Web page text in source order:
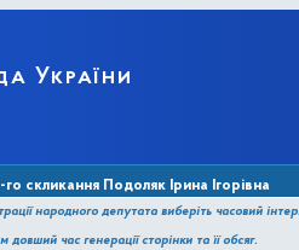
України
скликання Подоляк Ірина Ігорівна
народного депутата виберіть часовий
час генерації сторінки та її обсяг.